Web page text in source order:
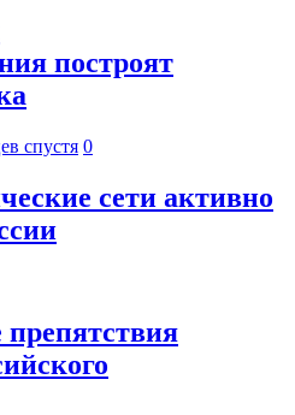
построят
спустя 0
сети активно